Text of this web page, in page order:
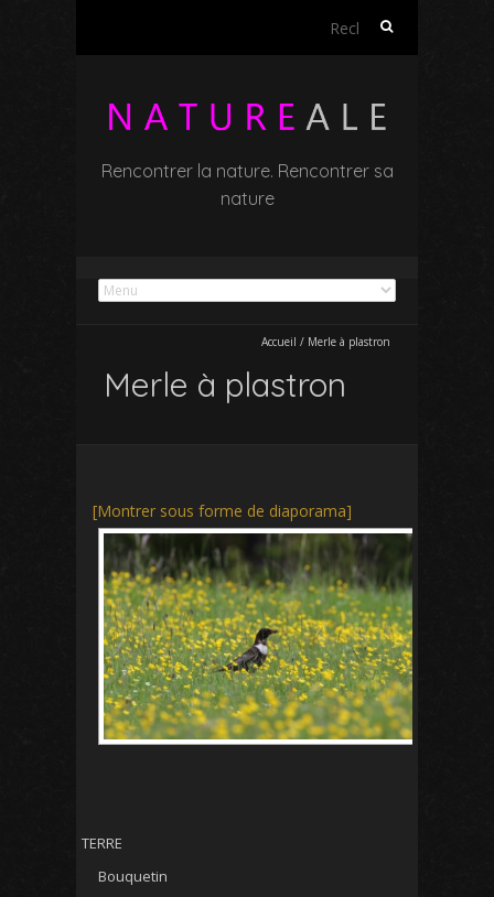
Rechercher :
Rencontrer la nature. Rencontrer sa
nature
Accueil / Merle à plastron
Merle à plastron
[Montrer sous forme de diaporama]
TERRE
Bouquetin